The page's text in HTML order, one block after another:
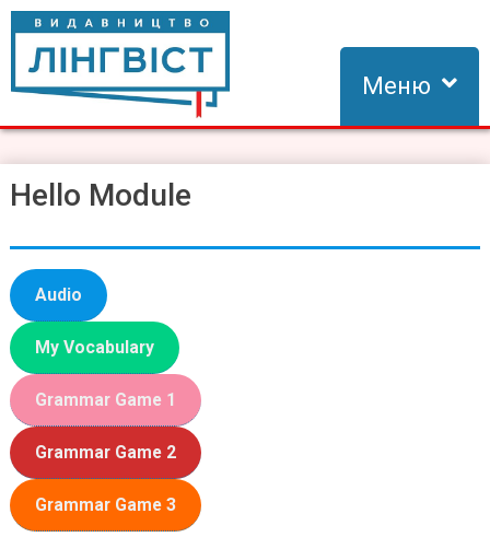
Skip
content
Видавництво Лінгвіст
Видавництво Лінгвіст – адаптація та створення видань для
Меню
Hello Module
Audio
My Vocabulary
Grammar Game 1
Grammar Game 2
Grammar Game 3